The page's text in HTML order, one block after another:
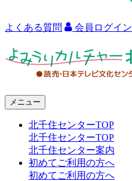
よくある質問 会員ログイン
メニュー
北千住センターTOP
北千住センターTOP
北千住センター案内
初めてご利用の方へ
初めてご利用の方へ